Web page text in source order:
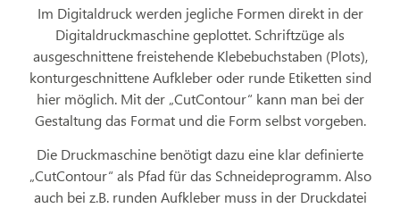
Im Digitaldruck werden jegliche Formen direkt in der
Digitaldruckmaschine geplottet. Schriftzüge als
ausgeschnittene freistehende Klebebuchstaben (Plots),
konturgeschnittene Aufkleber oder runde Etiketten sind
hier möglich. Mit der „CutContour“ kann man bei der
Gestaltung das Format und die Form selbst vorgeben.
Die Druckmaschine benötigt dazu eine klar definierte
„CutContour“ als Pfad für das Schneideprogramm. Also
auch bei z.B. runden Aufkleber muss in der Druckdatei